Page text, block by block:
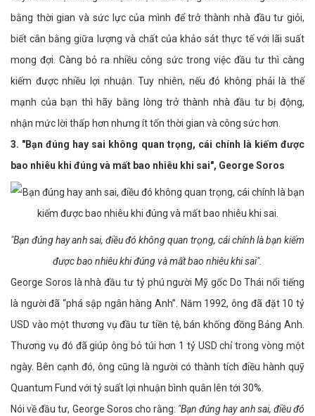
bằng thời gian và sức lực của mình để trở thành nhà đầu tư giỏi,
biết cân bằng giữa lượng và chất của khảo sát thực tế với lãi suất
mong đợi. Càng bỏ ra nhiều công sức trong việc đầu tư thì càng
kiếm được nhiều lợi nhuận. Tuy nhiên, nếu đó không phải là thế
mạnh của bạn thì hãy bằng lòng trở thành nhà đầu tư bị động,
nhận mức lời thấp hơn nhưng ít tốn thời gian và công sức hơn.
3. "Bạn đúng hay sai không quan trọng, cái chính là kiếm được
bao nhiêu khi đúng và mất bao nhiêu khi sai", George Soros
"Bạn đúng hay anh sai, điều đó không quan trọng, cái chính là bạn kiếm
được bao nhiêu khi đúng và mất bao nhiêu khi sai".
George Soros là nhà đầu tư tỷ phú người Mỹ gốc Do Thái nổi tiếng
là người đã “phá sập ngân hàng Anh”. Năm 1992, ông đã đặt 10 tỷ
USD vào một thương vụ đầu tư tiền tệ, bán khống đồng Bảng Anh.
Thương vụ đó đã giúp ông bỏ túi hơn 1 tỷ USD chỉ trong vòng một
ngày. Bên cạnh đó, ông cũng là người có thành tích điều hành quỹ
Quantum Fund với tỷ suất lợi nhuận bình quân lên tới 30%.
Nói về đầu tư, George Soros cho rằng: "Bạn đúng hay anh sai, điều đó